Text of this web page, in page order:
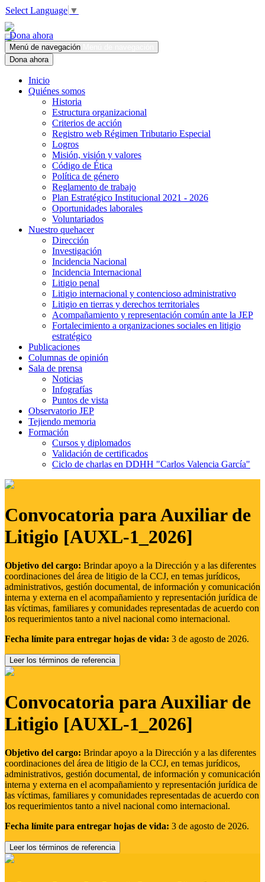
Select Language ▼
Dona ahora
Menú de navegación
Dona ahora
Inicio
Quiénes somos
Historia
Estructura organizacional
Criterios de acción
Registro web Régimen Tributario Especial
Logros
Misión, visión y valores
Código de Ética
Política de género
Reglamento de trabajo
Plan Estratégico Institucional 2021 - 2026
Oportunidades laborales
Voluntariados
Nuestro quehacer
Dirección
Investigación
Incidencia Nacional
Incidencia Internacional
Litigio penal
Litigio internacional y contencioso administrativo
Litigio en tierras y derechos territoriales
Acompañamiento y representación común ante la JEP
Fortalecimiento a organizaciones sociales en litigio
estratégico
Publicaciones
Columnas de opinión
Sala de prensa
Noticias
Infografías
Puntos de vista
Observatorio JEP
Tejiendo memoria
Formación
Cursos y diplomados
Validación de certificados
Ciclo de charlas en DDHH "Carlos Valencia García"
Convocatoria para Auxiliar de
Litigio [AUXL-1_2026]
Objetivo del cargo: Brindar apoyo a la Dirección y a las diferentes
coordinaciones del área de litigio de la CCJ, en temas jurídicos,
administrativos, gestión documental, de información y comunicación
interna y externa en el acompañamiento y representación jurídica de
las víctimas, familiares y comunidades representadas de acuerdo con
los requerimientos tanto a nivel nacional como internacional.
Fecha límite para entregar hojas de vida: 3 de agosto de 2026.
Leer los términos de referencia
Convocatoria para Auxiliar de
Litigio [AUXL-1_2026]
Objetivo del cargo: Brindar apoyo a la Dirección y a las diferentes
coordinaciones del área de litigio de la CCJ, en temas jurídicos,
administrativos, gestión documental, de información y comunicación
interna y externa en el acompañamiento y representación jurídica de
las víctimas, familiares y comunidades representadas de acuerdo con
los requerimientos tanto a nivel nacional como internacional.
Fecha límite para entregar hojas de vida: 3 de agosto de 2026.
Leer los términos de referencia